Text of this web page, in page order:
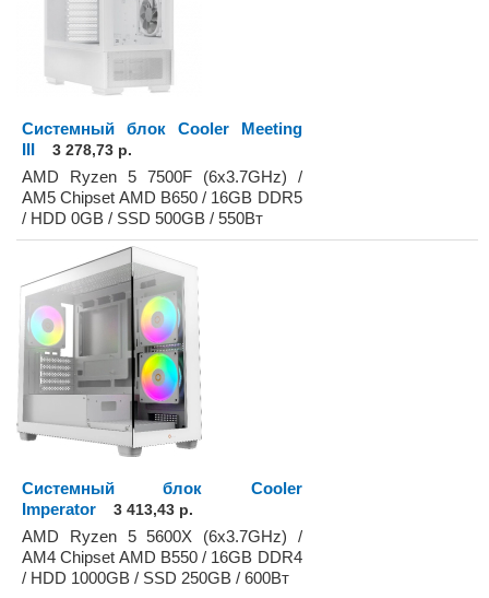
Системный блок Cooler Meeting
III
3 278,73 р.
AMD Ryzen 5 7500F (6x3.7GHz) /
AM5 Chipset AMD B650 / 16GB DDR5
/ HDD 0GB / SSD 500GB / 550Вт
Системный блок Cooler
Imperator
3 413,43 р.
AMD Ryzen 5 5600X (6x3.7GHz) /
AM4 Chipset AMD B550 / 16GB DDR4
/ HDD 1000GB / SSD 250GB / 600Вт